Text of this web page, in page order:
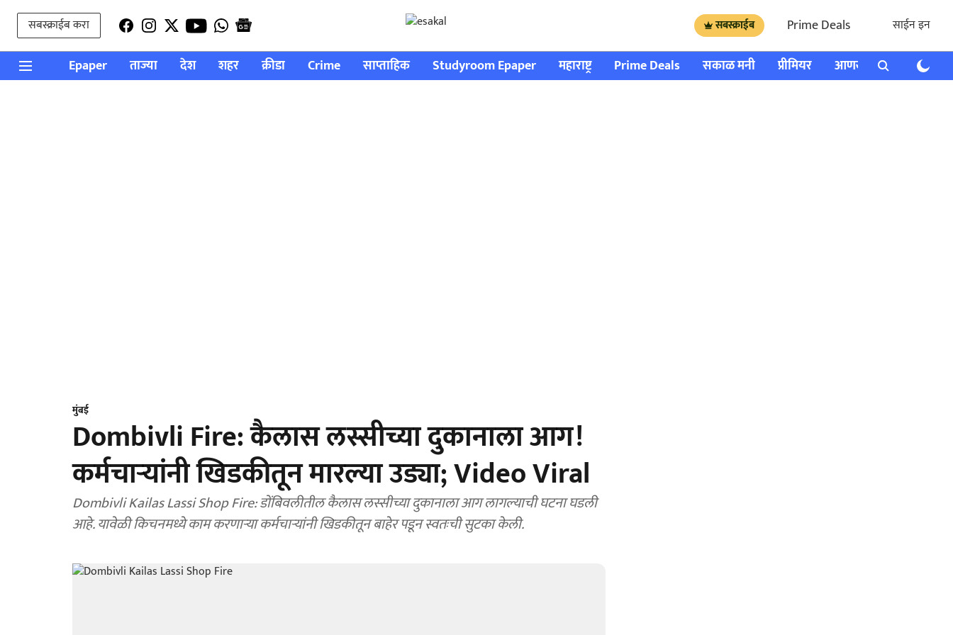
सबस्क्राईब करा सबस्क्राईब Prime Deals साईन इन
Epaper ताज्या देश शहर क्रीडा Crime साप्ताहिक Studyroom Epaper महाराष्ट्र Prime Deals सकाळ मनी प्रीमियर आणखी राशी भविष्य
मुंबई
Dombivli Fire: कैलास लस्सीच्या दुकानाला आग!
कर्मचाऱ्यांनी खिडकीतून मारल्या उड्या; Video Viral
Dombivli Kailas Lassi Shop Fire: डोंबिवलीतील कैलास लस्सीच्या दुकानाला आग लागल्याची घटना घडली
आहे. यावेळी किचनमध्ये काम करणाऱ्या कर्मचाऱ्यांनी खिडकीतून बाहेर पडून स्वतःची सुटका केली.